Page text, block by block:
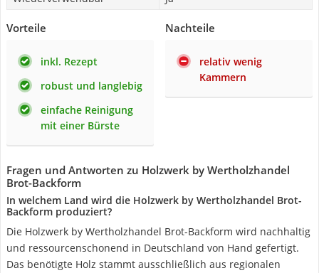
Vorteile
inkl. Rezept
robust und langlebig
einfache Reinigung
mit einer Bürste
Nachteile
relativ wenig
Kammern
Fragen und Antworten zu Holzwerk by Wertholzhandel
Brot-Backform
In welchem Land wird die Holzwerk by Wertholzhandel Brot-
Backform produziert?
Die Holzwerk by Wertholzhandel Brot-Backform wird nachhaltig
und ressourcenschonend in Deutschland von Hand gefertigt.
Das benötigte Holz stammt ausschließlich aus regionalen